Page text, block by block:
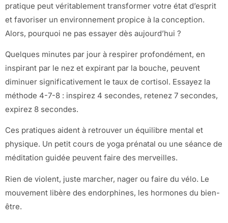
pratique peut véritablement transformer votre état d’esprit
et favoriser un environnement propice à la conception.
Alors, pourquoi ne pas essayer dès aujourd’hui ?
Quelques minutes par jour à respirer profondément, en
inspirant par le nez et expirant par la bouche, peuvent
diminuer significativement le taux de cortisol. Essayez la
méthode 4-7-8 : inspirez 4 secondes, retenez 7 secondes,
expirez 8 secondes.
Ces pratiques aident à retrouver un équilibre mental et
physique. Un petit cours de yoga prénatal ou une séance de
méditation guidée peuvent faire des merveilles.
Rien de violent, juste marcher, nager ou faire du vélo. Le
mouvement libère des endorphines, les hormones du bien-
être.